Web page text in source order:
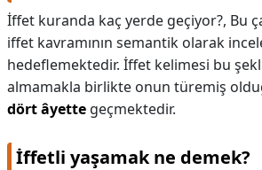
İffet kuranda kaç yerde geçiyor?, Bu
iffet kavramının semantik olarak
hedeflemektedir. İffet kelimesi bu
dört âyette geçmektedir.
İffetli yaşamak ne demek?